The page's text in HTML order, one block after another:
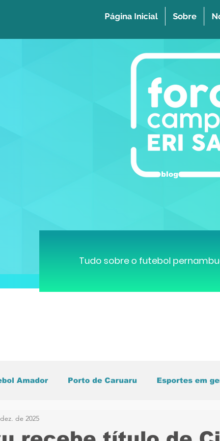
Página Inicial Sobre
blog
Tudo sobre o futebol
Amador Porto de Caruaru Esportes em
do Mundo
de 2025